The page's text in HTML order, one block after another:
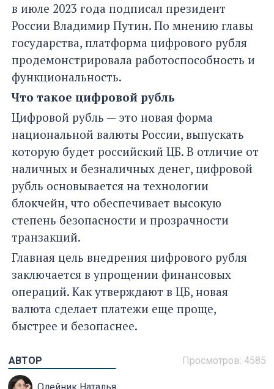
в июле 2023 года подписал президент
России Владимир Путин. По мнению главы
государства, платформа цифрового рубля
продемонстрировала работоспособность и
функциональность.
Что такое цифровой рубль
Цифровой рубль — это новая форма
национальной валюты России, выпускать
которую будет российский ЦБ. В отличие от
наличных и безналичных денег, цифровой
рубль основывается на технологии
блокчейн, что обеспечивает высокую
степень безопасности и прозрачности
транзакций.
Главная цель внедрения цифрового рубля
заключается в упрощении финансовых
операций. Как утверждают в ЦБ, новая
валюта сделает платежи еще проще,
быстрее и безопаснее.
Просмотров: 4585
АВТОР